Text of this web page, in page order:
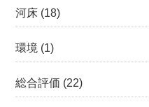
河床 (18)
環境 (1)
総合評価 (22)